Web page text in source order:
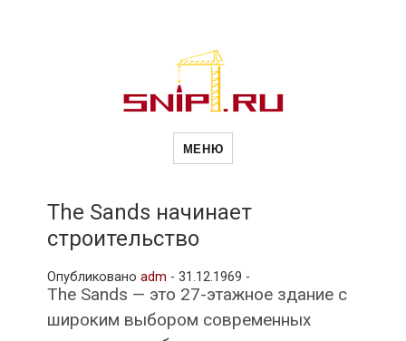
Новости
и
МЕНЮ
The Sands начинает
строительство
Опубликовано adm - 31.12.1969 -
The Sands — это 27-этажное здание с
широким выбором современных